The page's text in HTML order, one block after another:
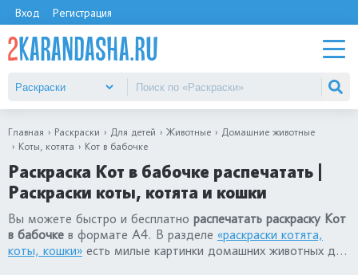
Вход Регистрация
Главная Раскраски Для детей Животные
Домашние животные
Коты, котята
Кот в бабочке
Раскраска Кот в бабочке распечатать |
Раскраски коты, котята и кошки
Вы можете быстро и бесплатно распечатать раскраску Кот
в бабочке в формате А4. В разделе «раскраски котята,
коты, кошки» есть милые картинки домашних животных для